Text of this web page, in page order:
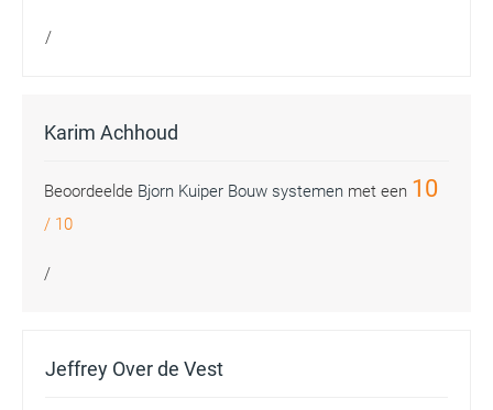
/
Karim Achhoud
Beoordeelde Bjorn Kuiper Bouw systemen met een 10
/ 10
/
Jeffrey Over de Vest